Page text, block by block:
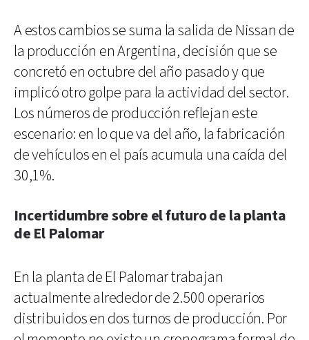
A estos cambios se suma la salida de Nissan de
la producción en Argentina, decisión que se
concretó en octubre del año pasado y que
implicó otro golpe para la actividad del sector.
Los números de producción reflejan este
escenario: en lo que va del año, la fabricación
de vehículos en el país acumula una caída del
30,1%.
Incertidumbre sobre el futuro de la planta
de El Palomar
En la planta de El Palomar trabajan
actualmente alrededor de 2.500 operarios
distribuidos en dos turnos de producción. Por